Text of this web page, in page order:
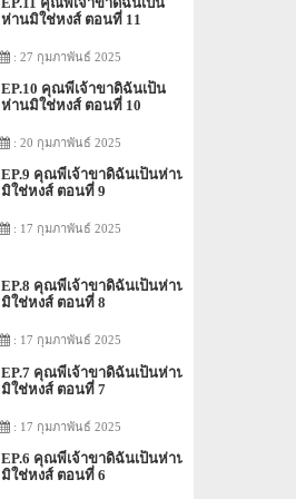
ห่านมิใช่หงส์ ตอนที่ 11
: 27 กุมภาพันธ์ 2025
EP.10 คุณพี่เจ้าขาดิฉันเป็น
ห่านมิใช่หงส์ ตอนที่ 10
: 20 กุมภาพันธ์ 2025
EP.9 คุณพี่เจ้าขาดิฉันเป็นห่าน
มิใช่หงส์ ตอนที่ 9
: 17 กุมภาพันธ์ 2025
EP.8 คุณพี่เจ้าขาดิฉันเป็นห่าน
มิใช่หงส์ ตอนที่ 8
: 17 กุมภาพันธ์ 2025
EP.7 คุณพี่เจ้าขาดิฉันเป็นห่าน
มิใช่หงส์ ตอนที่ 7
: 17 กุมภาพันธ์ 2025
EP.6 คุณพี่เจ้าขาดิฉันเป็นห่าน
มิใช่หงส์ ตอนที่ 6